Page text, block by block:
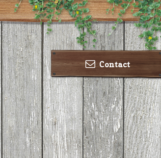
Contact